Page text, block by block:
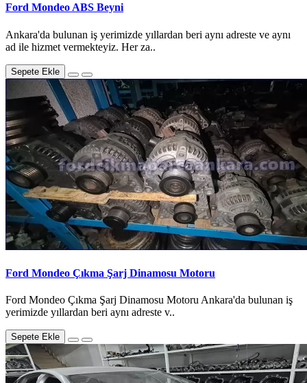
Ford Mondeo ABS Beyni
Ankara'da bulunan iş yerimizde yıllardan beri aynı adreste ve aynı
ad ile hizmet vermekteyiz. Her za..
Sepete Ekle
Ford Mondeo Çıkma Şarj Dinamosu Motoru
Ford Mondeo Çıkma Şarj Dinamosu Motoru Ankara'da bulunan iş
yerimizde yıllardan beri aynı adreste v..
Sepete Ekle